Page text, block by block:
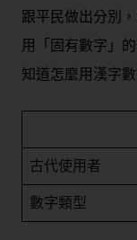
跟平民做出分別
用「固有數字」
知道怎麼用漢字數
古代使用者
數字類型